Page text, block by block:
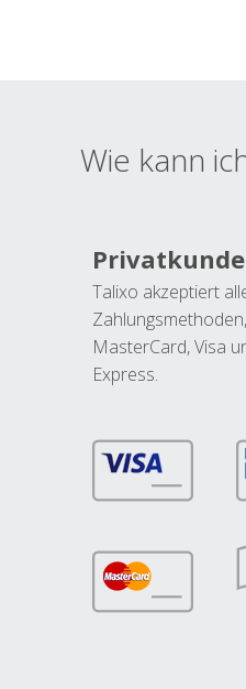
Wie kann
Talixo akzeptiert
MasterCard, Visa
Express.